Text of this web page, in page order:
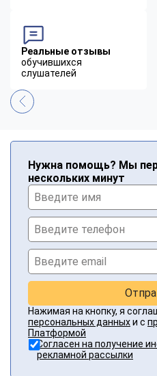
Реальные отзывы
обучившихся
слушателей
Нужна помощь? Мы
нескольких минут
Нажимая на кнопку, я
персональных данныхи с
Платформой
Согласен на получение
рекламной рассылки